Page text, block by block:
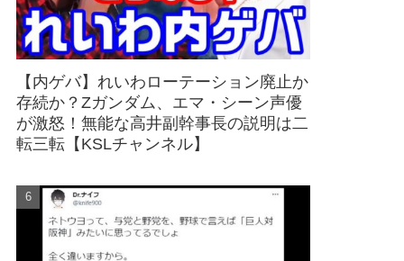
【内ゲバ】れいわローテーション廃止か
存続か？Zガンダム、エマ・シーン声優
が激怒！無能な高井副幹事長の説明は二
転三転【KSLチャンネル】